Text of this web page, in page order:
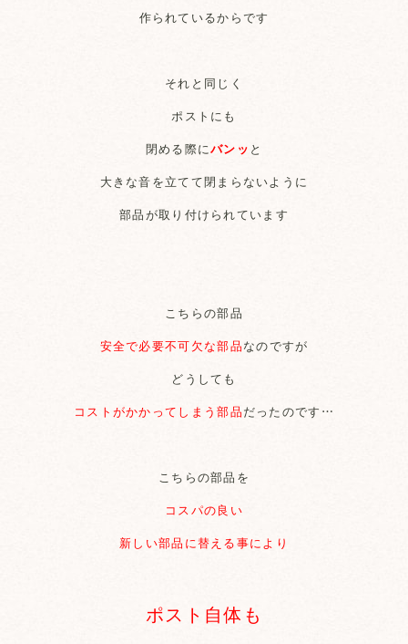
作られているからです
それと同じく
ポストにも
閉める際にバンッ と
大きな音を立てて閉まらないように
部品が取り付けられています
こちらの部品
安全で必要不可欠な部品なのですが
どうしても
コストがかかってしまう部品だったのです…
こちらの部品を
コスパの良い
新しい部品に替える事により
ポスト自体も